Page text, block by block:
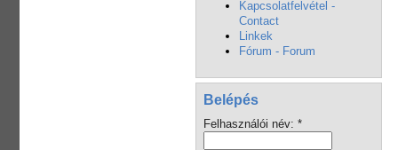
Kapcsolatfelvétel -
Contact
Linkek
Fórum - Forum
Belépés
Felhasználói név: *